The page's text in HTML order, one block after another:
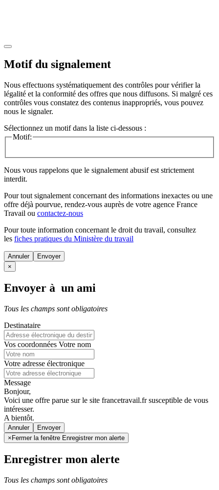
Motif du signalement
Nous effectuons systématiquement des contrôles pour vérifier la
légalité et la conformité des offres que nous diffusons. Si malgré ces
contrôles vous constatez des contenus inappropriés, vous pouvez
nous le signaler.
Sélectionnez un motif dans la liste ci-dessous :
Motif:
Nous vous rappelons que le signalement abusif est strictement
interdit.
Pour tout signalement concernant des informations inexactes ou une
offre déjà pourvue, rendez-vous auprès de votre agence France
Travail ou contactez-nous
Pour toute information concernant le droit du travail, consultez
les fiches pratiques du Ministère du travail
Annuler
×
Envoyer à un ami
Tous les champs sont obligatoires
Destinataire
Vos coordonnées Votre nom
Votre adresse électronique
Message
Bonjour,
Voici une offre parue sur le site francetravail.fr susceptible de vous
intéresser.
A bientôt.
Annuler
× Fermer la fenêtre Enregistrer mon alerte
Enregistrer mon alerte
Tous les champs sont obligatoires